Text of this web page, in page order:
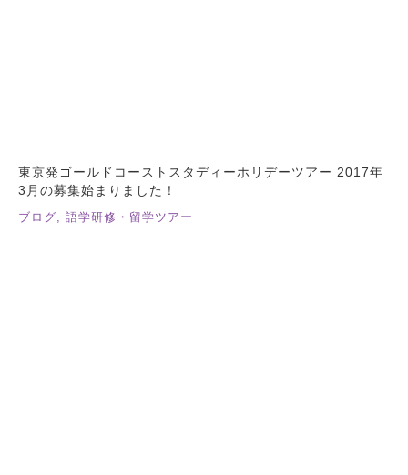
東京発ゴールドコーストスタディーホリデーツアー 2017年
3月の募集始まりました！
ブログ
語学研修・留学ツアー